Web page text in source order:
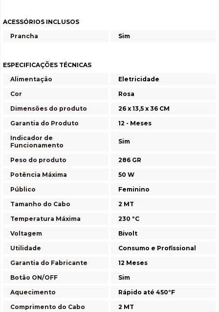
ACESSÓRIOS INCLUSOS
Prancha
Sim
ESPECIFICAÇÕES TÉCNICAS
Alimentação
Eletricidade
Cor
Rosa
Dimensões do produto
26 x 13,5 x 36 CM
Garantia do Produto
12 - Meses
Indicador de
Funcionamento
Sim
Peso do produto
286 GR
Potência Máxima
50 W
Público
Feminino
Tamanho do Cabo
2 MT
Temperatura Máxima
230 ºC
Voltagem
Bivolt
Utilidade
Consumo e Profissional
Garantia do Fabricante
12 Meses
Botão ON/OFF
Sim
Aquecimento
Rápido até 450°F
Comprimento do Cabo
2 MT